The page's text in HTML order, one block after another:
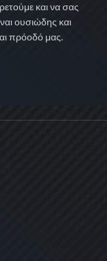
και να σας
ουσιώδης και
πρόοδό μας.